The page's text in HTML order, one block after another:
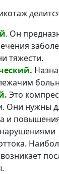
. Он
тяжести.
Это
Они нужны
и